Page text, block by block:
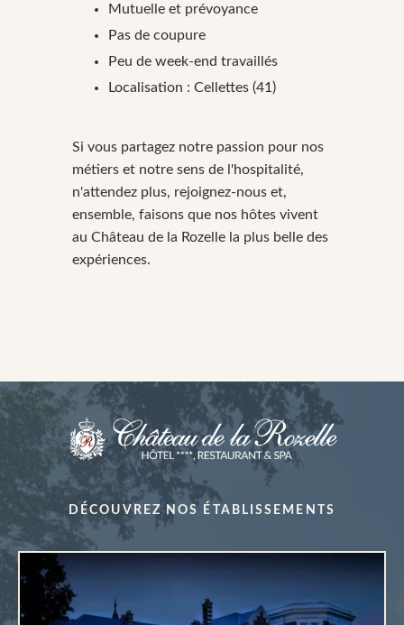
Mutuelle et prévoyance
Pas de coupure
Peu de week-end travaillés
Localisation : Cellettes (41)
Si vous partagez notre passion pour nos
métiers et notre sens de l'hospitalité,
n'attendez plus, rejoignez-nous et,
ensemble, faisons que nos hôtes vivent
au Château de la Rozelle la plus belle des
expériences.
DÉCOUVREZ NOS ÉTABLISSEMENTS